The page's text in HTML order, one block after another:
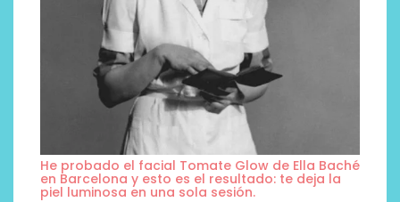
He probado el facial Tomate Glow de Ella Baché
en Barcelona y esto es el resultado: te deja la
piel luminosa en una sola sesión.